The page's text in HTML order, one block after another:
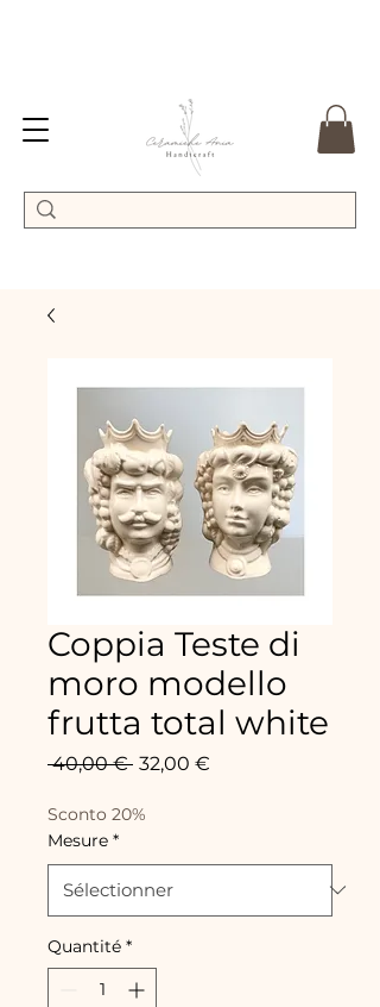
Coppia Teste di
moro modello
frutta total white
40,00 € Prix
32,00 €
Sconto 20%
Mesure *
Quantité *